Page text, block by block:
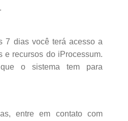
7 dias você terá acesso a
e recursos do iProcessum.
o sistema tem para
entre em contato com